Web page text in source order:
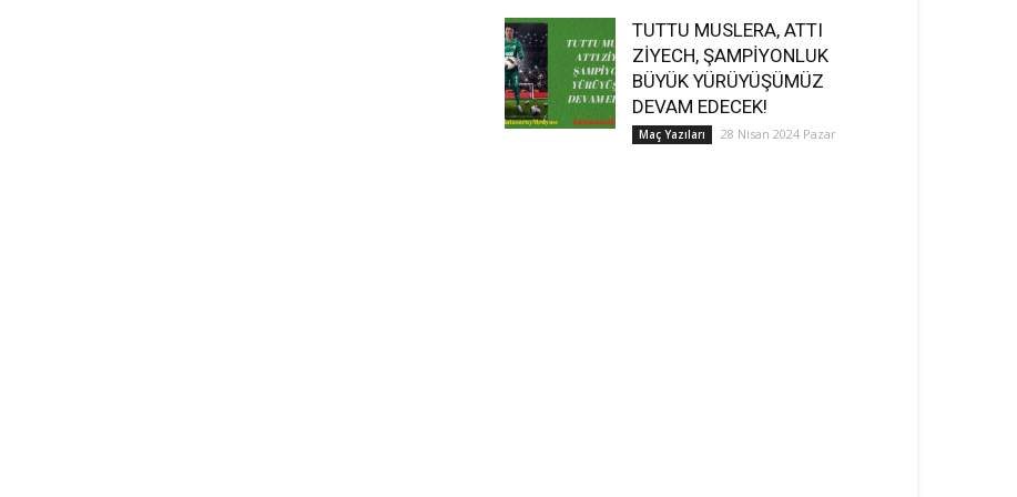
TUTTU MUSLERA, ATTI
ZİYECH, ŞAMPİYONLUK
BÜYÜK YÜRÜYÜŞÜMÜZ
DEVAM EDECEK!
Maç Yazıları 28 Nisan 2024 Pazar